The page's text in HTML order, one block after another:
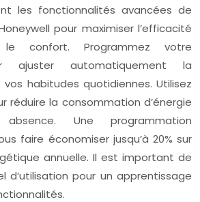
les fonctionnalités avancées de
pour maximiser l’efficacité
confort. Programmez votre
ajuster automatiquement la
habitudes quotidiennes. Utilisez
réduire la consommation d’énergie
Une programmation
faire économiser jusqu’à 20% sur
annuelle. Il est important de
d’utilisation pour un apprentissage